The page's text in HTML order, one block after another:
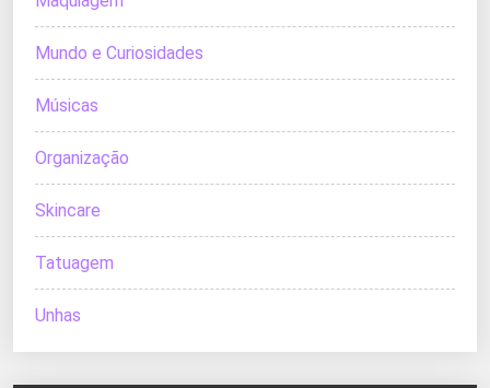
Mundo e Curiosidades
Músicas
Organização
Skincare
Tatuagem
Unhas